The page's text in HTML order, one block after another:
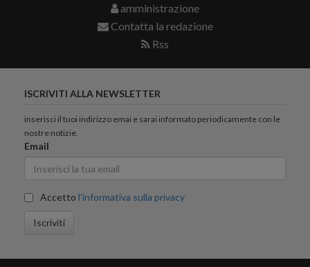
amministrazione
Contatta la redazione
Rss
ISCRIVITI ALLA NEWSLETTER
inserisci il tuoi indirizzo emai e sarai informato periodicamente con le
nostre notizie.
Email
Accetto l'informativa sulla privacy
Iscriviti